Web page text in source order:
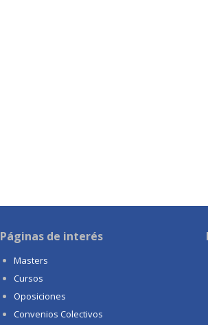
Páginas de interés
Masters
Cursos
Oposiciones
Convenios Colectivos